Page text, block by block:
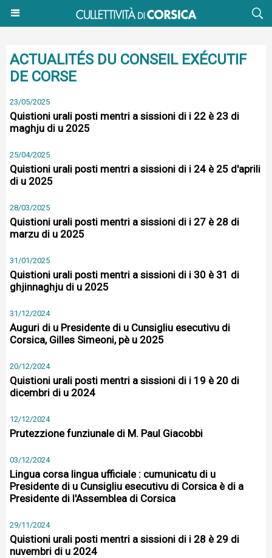
ACTUALITÉS DU CONSEIL EXÉCUTIF
DE CORSE
23/05/2025
Quistioni urali posti mentri a sissioni di i 22 è 23 di
maghju di u 2025
25/04/2025
Quistioni urali posti mentri a sissioni di i 24 è 25 d'aprili
di u 2025
28/03/2025
Quistioni urali posti mentri a sissioni di i 27 è 28 di
marzu di u 2025
31/01/2025
Quistioni urali posti mentri a sissioni di i 30 è 31 di
ghjinnaghju di u 2025
31/12/2024
Auguri di u Presidente di u Cunsigliu esecutivu di
Corsica, Gilles Simeoni, pè u 2025
20/12/2024
Quistioni urali posti mentri a sissioni di i 19 è 20 di
dicembri di u 2024
12/12/2024
Prutezzione funziunale di M. Paul Giacobbi
03/12/2024
Lingua corsa lingua ufficiale : cumunicatu di u
Presidente di u Cunsigliu esecutivu di Corsica è di a
Presidente di l'Assemblea di Corsica
29/11/2024
Quistioni urali posti mentri a sissioni di i 28 è 29 di
nuvembri di u 2024